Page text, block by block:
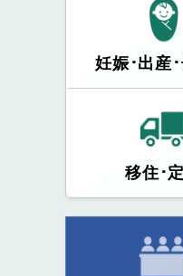
妊娠･出産
移住･